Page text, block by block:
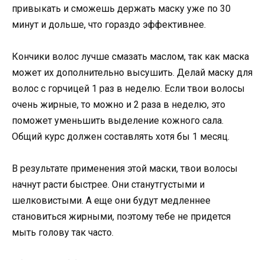
привыкать и сможешь держать маску уже по 30
минут и дольше, что гораздо эффективнее.
Кончики волос лучше смазать маслом, так как маска
может их дополнительно высушить. Делай маску для
волос с горчицей 1 раз в неделю. Если твои волосы
очень жирные, то можно и 2 раза в неделю, это
поможет уменьшить выделение кожного сала.
Общий курс должен составлять хотя бы 1 месяц.
В результате применения этой маски, твои волосы
начнут расти быстрее. Они станутгустыми и
шелковистыми. А еще они будут медленнее
становиться жирными, поэтому тебе не придется
мыть голову так часто.